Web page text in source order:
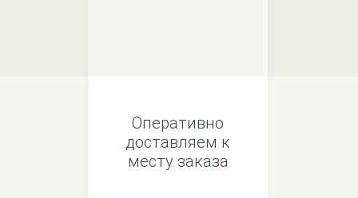
Оперативно
доставляем к
месту заказа